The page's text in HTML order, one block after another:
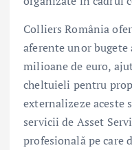
Colliers România
aferente unor bugete
milioane de euro,
cheltuieli pentru
externalizeze aceste
servicii de Asset
profesională pe